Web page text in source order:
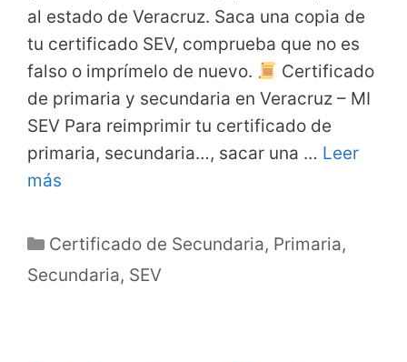
al estado de Veracruz. Saca una copia de
tu certificado SEV, comprueba que no es
falso o imprímelo de nuevo.
Certificado
de primaria y secundaria en Veracruz – MI
SEV Para reimprimir tu certificado de
primaria, secundaria…, sacar una … Leer
más
Categorías
Certificado de Secundaria, Primaria,
Secundaria, SEV